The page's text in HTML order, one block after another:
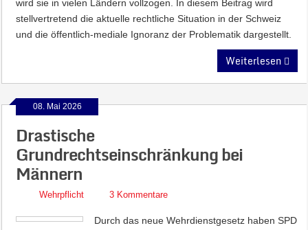
wird sie in vielen Ländern vollzogen. In diesem Beitrag wird
stellvertretend die aktuelle rechtliche Situation in der Schweiz
und die öffentlich-mediale Ignoranz der Problematik dargestellt.
Weiterlesen
08. Mai 2026
Drastische
Grundrechtseinschränkung bei
Männern
Wehrpflicht 3 Kommentare
Durch das neue Wehrdienstgesetz haben SPD